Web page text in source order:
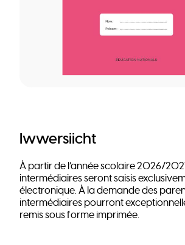
Iwwersiicht
À partir de l’année scolaire 2026/
intermédiaires seront saisis
électronique. À la demande des
intermédiaires pourront
remis sous forme imprimée.